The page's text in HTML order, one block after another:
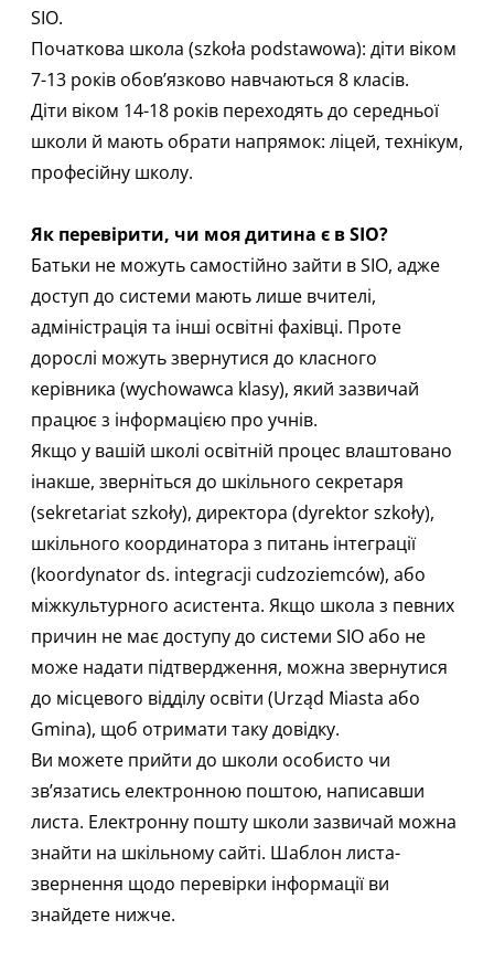
SIO.
Початкова школа (szkoła podstawowa): діти віком
7-13 років обов’язково навчаються 8 класів.
Діти віком 14-18 років переходять до середньої
школи й мають обрати напрямок: ліцей, технікум,
професійну школу.
Як перевірити, чи моя дитина є в SIO?
Батьки не можуть самостійно зайти в SIO, адже
доступ до системи мають лише вчителі,
адміністрація та інші освітні фахівці. Проте
дорослі можуть звернутися до класного
керівника (wychowawca klasy), який зазвичай
працює з інформацією про учнів.
Якщо у вашій школі освітній процес влаштовано
інакше, зверніться до шкільного секретаря
(sekretariat szkoły), директора (dyrektor szkoły),
шкільного координатора з питань інтеграції
(koordynator ds. integracji cudzoziemców), або
міжкультурного асистента. Якщо школа з певних
причин не має доступу до системи SIO або не
може надати підтвердження, можна звернутися
до місцевого відділу освіти (Urząd Miasta або
Gmina), щоб отримати таку довідку.
Ви можете прийти до школи особисто чи
зв’язатись електронною поштою, написавши
листа. Електронну пошту школи зазвичай можна
знайти на шкільному сайті. Шаблон листа-
звернення щодо перевірки інформації ви
знайдете нижче.